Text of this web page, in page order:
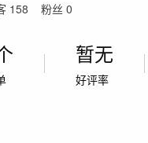
158 粉丝 0
暂无
好评率